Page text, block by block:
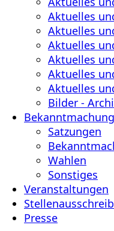
Aktuelles
Aktuelles
Aktuelles
Aktuelles
Aktuelles
Aktuelles
Bilder -
Satzungen
Wahlen
Sonstiges
Veranstaltungen
Presse